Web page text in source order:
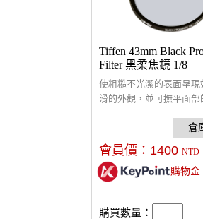
Tiffen 43mm Black
Filter 黑柔焦鏡 1/8
使粗糙不光潔的表面呈現
滑的外觀，並可撫平面部
會員價： 1400 NTD
購物金
購買數量：